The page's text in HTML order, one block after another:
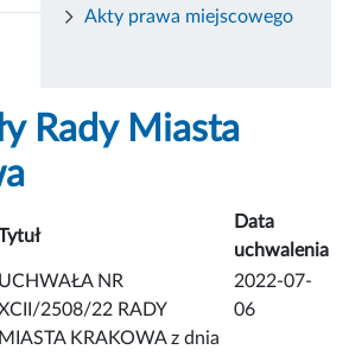
Akty prawa miejscowego
Rady Miasta
Data
uchwalenia
UCHWAŁA NR
XCII/2508/22 RADY
MIASTA KRAKOWA z dnia
2022-07-
06